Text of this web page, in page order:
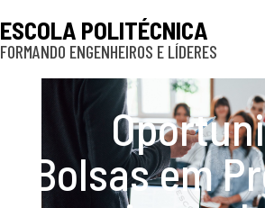
ESCOLA POLITÉCNICA
FORMANDO ENGENHEIROS E LÍDERES
Bolsas em